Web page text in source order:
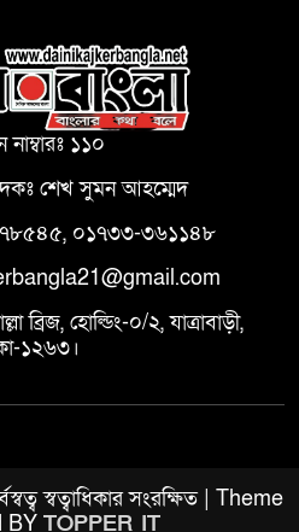
নাম্বারঃ ১১০
শেখ সুমন আহম্মেদ
০১৭৩৩-৩৬১১৪৮
ব্রিজ, হোল্ডিং-০/২, যাত্রাবাড়ী,
১২৬৩।
স্বত্বাধিকার সংরক্ষিত | Theme
BY TOPPER IT